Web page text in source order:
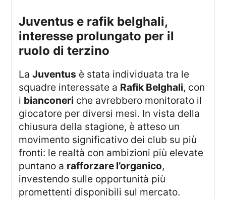
juventus e rafik belghali,
interesse prolungato per il
ruolo di terzino
LaJuventus è stata individuata tra le
squadre interessate a Rafik Belghali, con
i bianconeri che avrebbero monitorato il
giocatore per diversi mesi. In vista della
chiusura della stagione, è atteso un
movimento significativo dei club su più
fronti: le realtà con ambizioni più elevate
puntano a rafforzare l’organico,
investendo sulle opportunità più
promettenti disponibili sul mercato.